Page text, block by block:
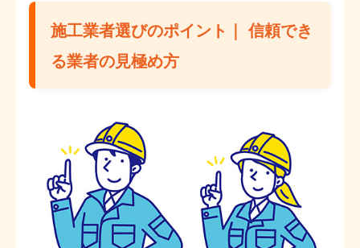
施工業者選びのポイント｜ 信頼でき
る業者の見極め方